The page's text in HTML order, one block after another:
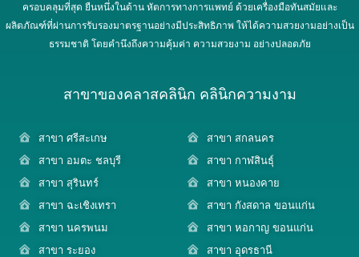
ครอบคลุมที่สุด ยืนหนึ่งในด้าน หัตการทางการแพทย์ ด้วยเครื่องมือทันสมัยและ
ผลิตภัณฑ์ที่ผ่านการรับรองมาตรฐานอย่างมีประสิทธิภาพ ให้ได้ความสวยงามอย่างเป็น
ธรรมชาติ โดยคำนึงถึงความคุ้มค่า ความสวยงาม อย่างปลอดภัย
สาขาของคลาสคลินิก คลินิกความงาม
สาขา ศรีสะเกษ
สาขา อมตะ ชลบุรี
สาขา สุรินทร์
สาขา ฉะเชิงเทรา
สาขา นครพนม
สาขา ระยอง
สาขา สกลนคร
สาขา กาฬสินธุ์
สาขา หนองคาย
สาขา กังสดาล ขอนแก่น
สาขา หอกาญ ขอนแก่น
สาขา อุดรธานี